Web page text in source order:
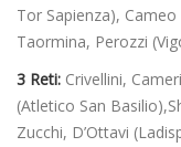
Tor Sapienza),
Taormina, Perozzi
3 Reti: Crivellini,
(Atletico San
Zucchi, D’Ottavi